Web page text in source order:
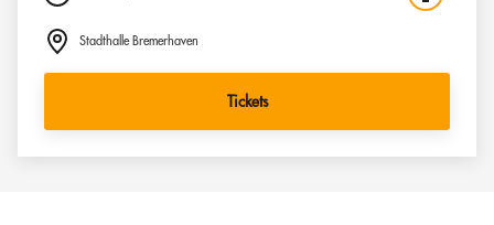
Stadthalle Bremerhaven
Tickets